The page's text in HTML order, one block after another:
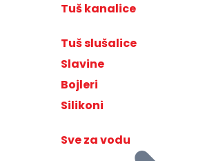
Tuš kanalice
Tuš slušalice
Slavine
Bojleri
Silikoni
Sve za vodu